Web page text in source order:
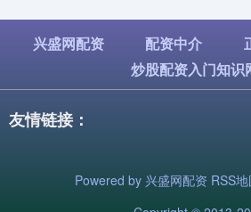
兴盛网配资 配资中介
炒股配资入门知识
友情链接：
Powered by 兴盛网配资 RSS